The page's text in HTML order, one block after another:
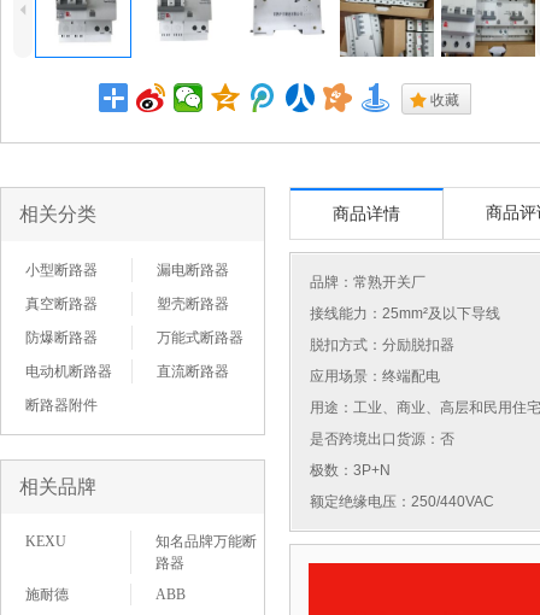
4
. 收藏
相关分类
小型断路器
漏电断路器
真空断路器
塑壳断路器
防爆断路器
万能式断路器
电动机断路器
直流断路器
断路器附件
相关品牌
KEXU
知名品牌万能断
路器
施耐德
ABB
商品详情 商品评
品牌： 常熟开关厂
接线能力：25mm²及以下导线
脱扣方式：分励脱扣器
应用场景：终端配电
用途：工业、商业、高层和民用住
是否跨境出口货源：否
极数：3P+N
额定绝缘电压：250/440VAC